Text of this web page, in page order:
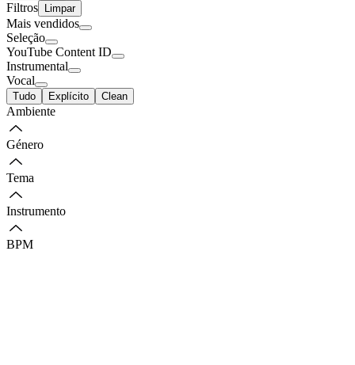
Filtros Limpar
Mais vendidos
Seleção
YouTube Content ID
Instrumental
Vocal
Tudo Explícito Clean
Ambiente
Género
Tema
Instrumento
BPM